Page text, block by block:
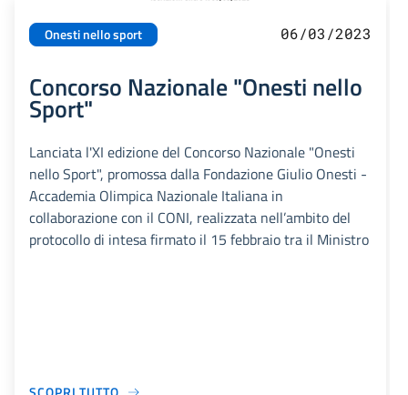
Onesti nello sport 06/03/2023
Concorso Nazionale "Onesti nello
Sport"
Lanciata l'XI edizione del Concorso Nazionale "Onesti
nello Sport", promossa dalla Fondazione Giulio Onesti -
Accademia Olimpica Nazionale Italiana in
collaborazione con il CONI, realizzata nell’ambito del
protocollo di intesa firmato il 15 febbraio tra il Ministro